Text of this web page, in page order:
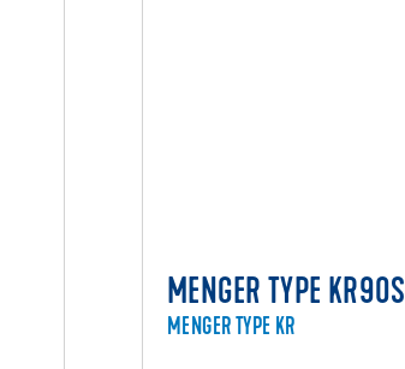
MENGER TYPE KR90S
MENGER TYPE KR